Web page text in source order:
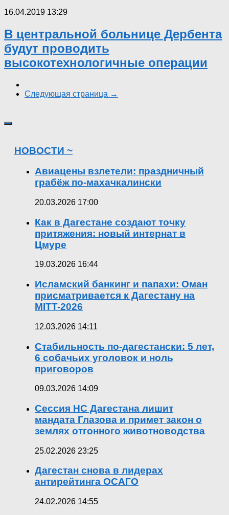
16.04.2019 13:29
В центральной больнице Дербента
будут проводить
высокотехнологичные операции
Следующая страница →
НОВОСТИ ~
Авиацены взлетели: праздничный
грабёж по-махачкалински
20.03.2026 17:00
Как в Дагестане создают точку
притяжения: новый интернат в
Цмуре
19.03.2026 16:44
Исламский банкинг и папахи: Оман
присматривается к Дагестану на
MITT-2026
12.03.2026 14:11
Стабильность по-дагестански: 5 лет,
6 собачьих уголовок и ноль
приговоров
09.03.2026 14:09
Сессия НС Дагестана лишит
мандата Глазова и примет закон о
землях отгонного животноводства
25.02.2026 23:25
Дагестан снова в лидерах
антирейтинга ОСАГО
24.02.2026 14:55